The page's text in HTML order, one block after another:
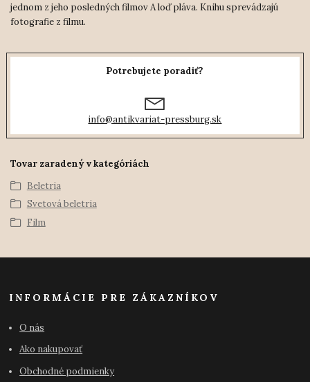
jednom z jeho posledných filmov A loď pláva. Knihu sprevádzajú
fotografie z filmu.
Potrebujete poradiť?
info@antikvariat-pressburg.sk
Tovar zaradený v kategóriách
Beletria
Svetová beletria
Film
INFORMÁCIE PRE ZÁKAZNÍKOV
O nás
Ako nakupovať
Obchodné podmienky